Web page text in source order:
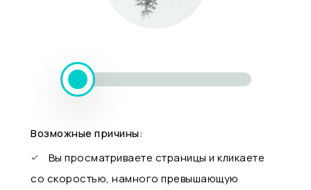
Возможные причины:
Вы просматриваете страницы и кликаете
со скоростью, намного превышающую